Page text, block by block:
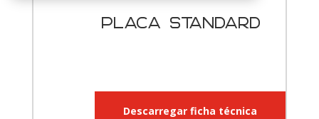
PLACA STANDARD
Descarregar ficha técnica